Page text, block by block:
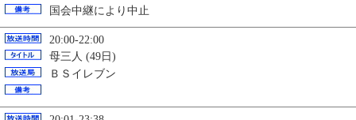
国会中継により中止
20:00-22:00
母三人 (49日)
ＢＳイレブン